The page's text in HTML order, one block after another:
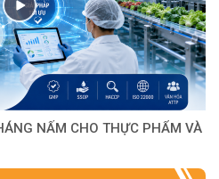
NẤM CHO THỰC PHẨM VÀ